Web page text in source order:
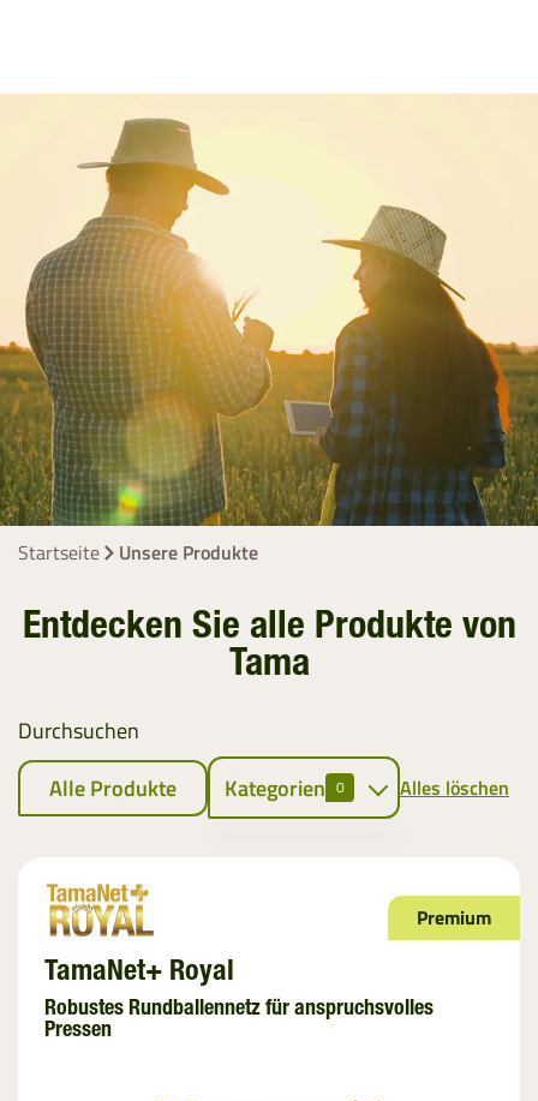
Startseite Unsere Produkte
Entdecken Sie alle Produkte von
Tama
Durchsuchen
Alle Produkte
Kategorien 0
Ballenpressen
Bindegarn
Alles löschen
Premium
TamaNet+ Royal
Robustes Rundballennetz für anspruchsvolles
Pressen